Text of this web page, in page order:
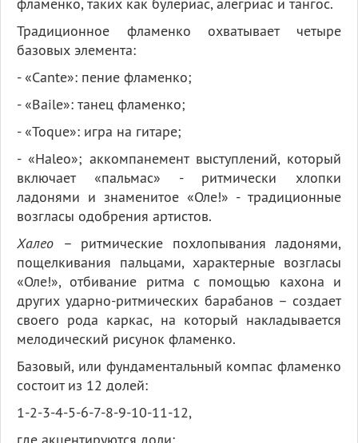
Традиционное фламенко охватывает четыре
базовых элемента:
- «Cante»: пение фламенко;
- «Baile»: танец фламенко;
- «Toque»: игра на гитаре;
- «Haleo»; аккомпанемент выступлений, который
включает «пальмас» - ритмически хлопки
ладонями и знаменитое «Оле!» - традиционные
возгласы одобрения артистов.
Халео
– ритмические похлопывания ладонями,
пощелкивания пальцами, характерные возгласы
«Оле!», отбивание ритма с помощью кахона и
других ударно-ритмических барабанов – создает
своего рода каркас, на который накладывается
мелодический рисунок фламенко.
Базовый, или фундаментальный компас фламенко
состоит из 12 долей:
1-2-3-4-5-6-7-8-9-10-11-12,